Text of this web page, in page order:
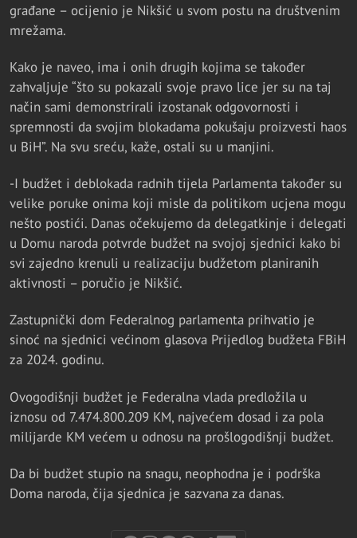
građane – ocijenio je Nikšić u svom postu na društvenim
mrežama.
Kako je naveo, ima i onih drugih kojima se također
zahvaljuje “što su pokazali svoje pravo lice jer su na taj
način sami demonstrirali izostanak odgovornosti i
spremnosti da svojim blokadama pokušaju proizvesti haos
u BiH”. Na svu sreću, kaže, ostali su u manjini.
-I budžet i deblokada radnih tijela Parlamenta također su
velike poruke onima koji misle da politikom ucjena mogu
nešto postići. Danas očekujemo da delegatkinje i delegati
u Domu naroda potvrde budžet na svojoj sjednici kako bi
svi zajedno krenuli u realizaciju budžetom planiranih
aktivnosti – poručio je Nikšić.
Zastupnički dom Federalnog parlamenta prihvatio je
sinoć na sjednici većinom glasova Prijedlog budžeta FBiH
za 2024. godinu.
Ovogodišnji budžet je Federalna vlada predložila u
iznosu od 7.474.800.209 KM, najvećem dosad i za pola
milijarde KM većem u odnosu na prošlogodišnji budžet.
Da bi budžet stupio na snagu, neophodna je i podrška
Doma naroda, čija sjednica je sazvana za danas.